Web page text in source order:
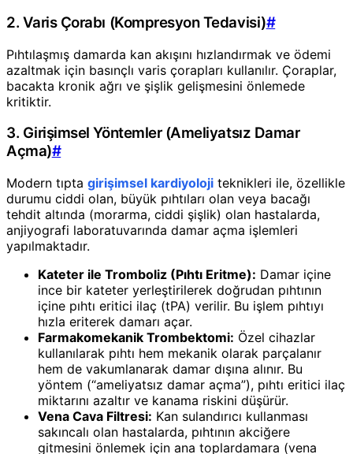
2. Varis Çorabı (Kompresyon Tedavisi)#
Pıhtılaşmış damarda kan akışını hızlandırmak ve ödemi
azaltmak için basınçlı varis çorapları kullanılır. Çoraplar,
bacakta kronik ağrı ve şişlik gelişmesini önlemede
kritiktir.
3. Girişimsel Yöntemler (Ameliyatsız Damar
Açma)#
Modern tıpta girişimsel kardiyoloji teknikleri ile, özellikle
durumu ciddi olan, büyük pıhtıları olan veya bacağı
tehdit altında (morarma, ciddi şişlik) olan hastalarda,
anjiyografi laboratuvarında damar açma işlemleri
yapılmaktadır.
Kateter ile Tromboliz (Pıhtı Eritme): Damar içine
ince bir kateter yerleştirilerek doğrudan pıhtının
içine pıhtı eritici ilaç (tPA) verilir. Bu işlem pıhtıyı
hızla eriterek damarı açar.
Farmakomekanik Trombektomi: Özel cihazlar
kullanılarak pıhtı hem mekanik olarak parçalanır
hem de vakumlanarak damar dışına alınır. Bu
yöntem (“ameliyatsız damar açma”), pıhtı eritici ilaç
miktarını azaltır ve kanama riskini düşürür.
Vena Cava Filtresi: Kan sulandırıcı kullanması
sakıncalı olan hastalarda, pıhtının akciğere
gitmesini önlemek için ana toplardamara (vena